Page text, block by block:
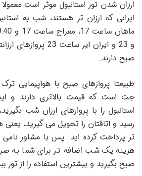
ارزان شدن تور استانبول موثر است.معمولا
ایرانی که ارزان ‌تر هستند، شب به
و 23 و ایران ایر ساعت
صبح دارند.
طبیعتا پرواز‌های صبح با هواپیمایی
جت است که قیمت بالاتری دارند و
استانبول را با پروازهای ارزان شب
‌رسید و اتاقتان را تحویل می ‌گیرید،
تر پرداخت کرده ‌اید. پس با مشاور
هزینه یک شب اضافه‌ تر برای شما به
صبح بگیرید و بیشترین استفاده را از تور